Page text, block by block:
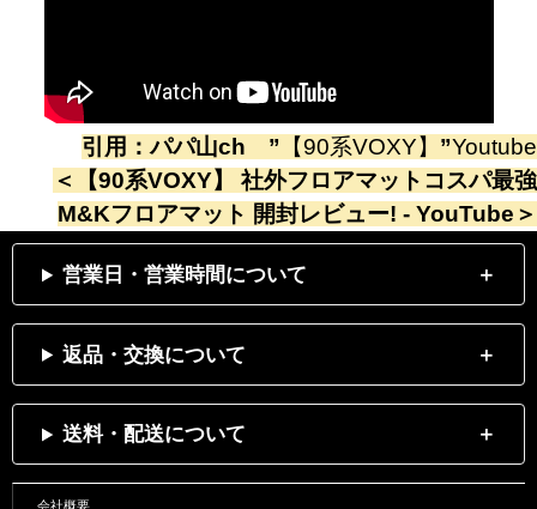
引用：パパ山ch ” 【90系VOXY】 ”Youtube
＜
【90系VOXY】 社外フロアマットコスパ最強
M&Kフロアマット 開封レビュー! - YouTube ＞
営業日・営業時間について
返品・交換について
送料・配送について
会社概要